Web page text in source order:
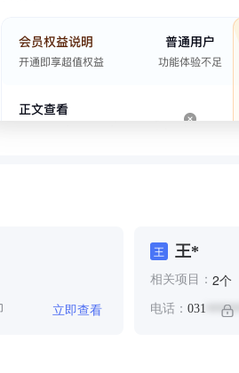
立即查看
王 王*
相关项目： 2个
电话： 031